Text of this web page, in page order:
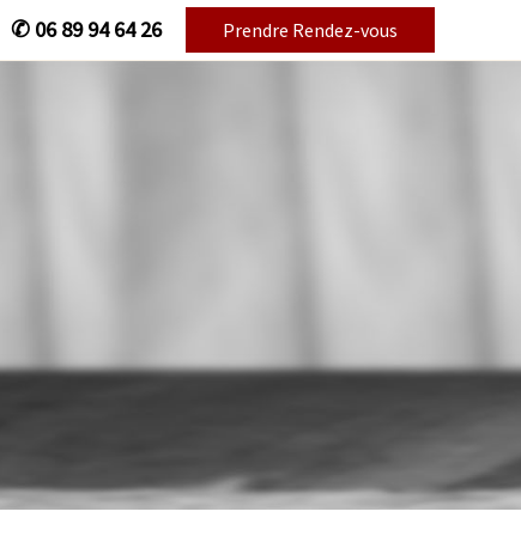
✆ 06 89 94 64 26 Prendre Rendez-vous